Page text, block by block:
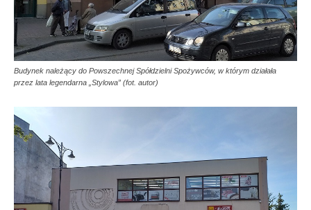
Budynek należący do Powszechnej Spółdzielni Spożywców, w którym działała
przez lata legendarna „Stylowa” (fot. autor)